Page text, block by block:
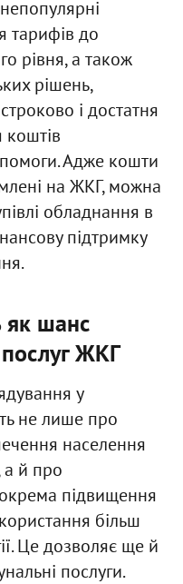
тарифів до
рівня, а також
рішень,
і достатня
коштів
Адже кошти
на ЖКГ, можна
обладнання в
підтримку
як шанс
ЖКГ
у
не лише про
населення
а й про
підвищення
більш
Це дозволяє ще й
послуги.